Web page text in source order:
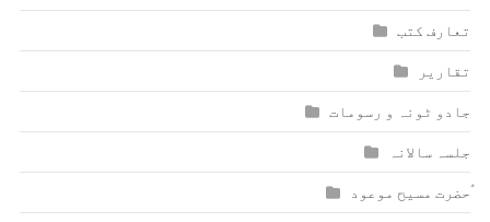
تعارف کتب
تقاریر
جادو ٹونہ و رسومات
جلسہ سالانہ
ٰؑحضرت مسیح موعود